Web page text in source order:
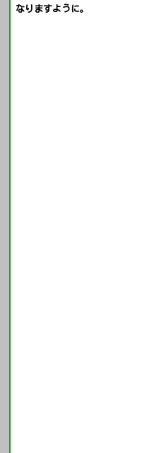
なりますように。